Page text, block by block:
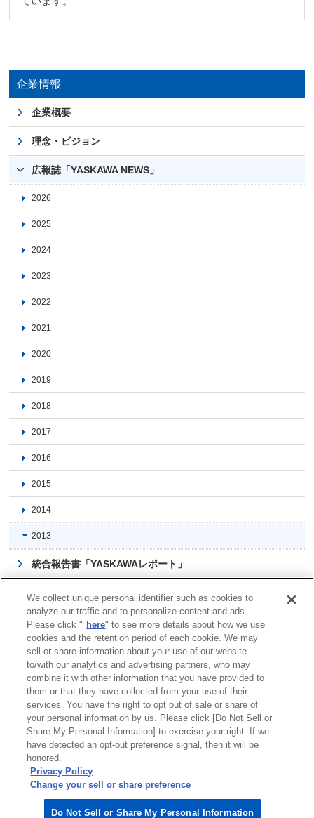
企業情報
企業概要
理念・ビジョン
広報誌「YASKAWA NEWS」
2026
2025
2024
2023
2022
2021
2020
2019
2018
2017
2016
2015
2014
2013
統合報告書「YASKAWAレポート」
施設見学
ロボット村・安川電機みらい館
資材調達
サイトマップ 商標について
利用規程
リンクについて
個人情報保護方針
クッキーポリシー
Do Not Sell or Share My Personal Information
ソーシャルメディアポリシー
安川電機公式ソーシャルメディアアカウント
We collect unique personal identifier such as cookies to
analyze our traffic and to personalize content and ads.
Please click " here" to see more details about how we use
cookies and the retention period of each cookie. We may
sell or share information about your use of our website
to/with our analytics and advertising partners, who may
combine it with other information that you have provided to
them or that they have collected from your use of their
services. You have the right to opt out of sale or share of
your personal information by us. Please click [Do Not Sell or
Share My Personal Information] to exercise your right. If we
have detected an opt-out preference signal, then it will be
honored.
Privacy Policy
Change your sell or share preference
Do Not Sell or Share My Personal Information